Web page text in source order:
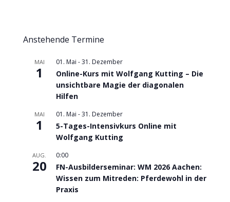
Anstehende Termine
MAI
1
01. Mai -31. Dezember
Online-Kurs mit Wolfgang Kutting – Die
unsichtbare Magie der diagonalen
Hilfen
MAI
1
01. Mai -31. Dezember
5-Tages-Intensivkurs Online mit
Wolfgang Kutting
AUG.
20
0:00
FN-Ausbilderseminar: WM 2026 Aachen:
Wissen zum Mitreden: Pferdewohl in der
Praxis